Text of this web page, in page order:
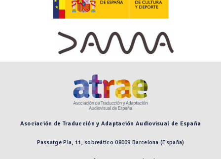
Asociación de Traducción y Adaptación Audiovisual de España
Passatge Pla, 11, sobreático 08009 Barcelona (España)